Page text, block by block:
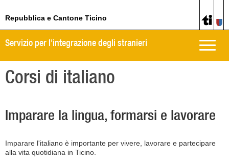
Repubblica e Cantone Ticino
Toggle
Servizio per l'integrazione degli stranieri
Corsi di italiano
Imparare la lingua, formarsi e lavorare
Imparare l'italiano è importante per vivere, lavorare e partecipare
alla vita quotidiana in Ticino.